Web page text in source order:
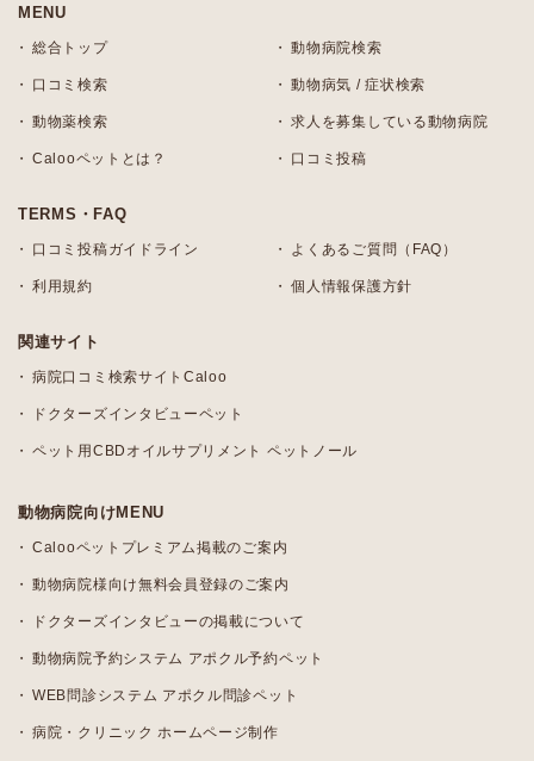
MENU
総合トップ 動物病院検索
口コミ検索 動物病気 / 症状検索
動物薬検索 求人を募集している動物病院
Calooペットとは？ 口コミ投稿
TERMS・FAQ
口コミ投稿ガイドライン よくあるご質問（FAQ）
利用規約 個人情報保護方針
関連サイト
病院口コミ検索サイトCaloo
ドクターズインタビューペット
ペット用CBDオイルサプリメント ペットノール
動物病院向けMENU
Calooペットプレミアム掲載のご案内
動物病院様向け無料会員登録のご案内
ドクターズインタビューの掲載について
動物病院予約システム アポクル予約ペット
WEB問診システム アポクル問診ペット
病院・クリニック ホームページ制作